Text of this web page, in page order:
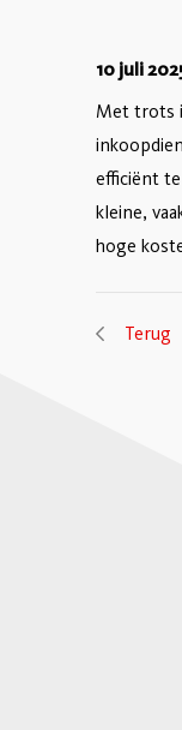
10 juli
Met trots
efficiënt
kleine,
hoge
Terug